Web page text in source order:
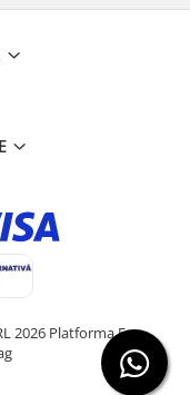
2026 Platforma E-